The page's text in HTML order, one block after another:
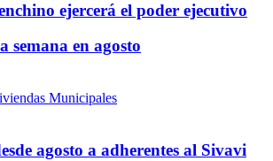
ejercerá el poder ejecutivo
semana en agosto
agosto a adherentes al Sivavi